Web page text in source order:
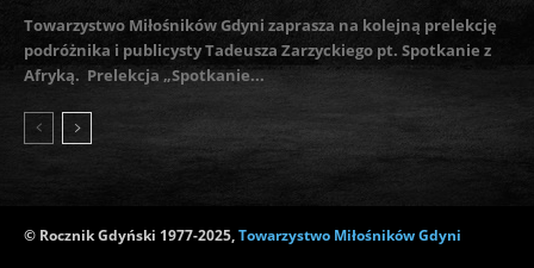
Towarzystwo Miłośników Gdyni zaprasza na kolejną prelekcję
podróżnika i publicysty Tadeusza Zarzyckiego pt. Spotkanie z
Afryką. Prelekcja „Spotkanie...
© Rocznik Gdyński 1977-2025,Towarzystwo Miłośników Gdyni